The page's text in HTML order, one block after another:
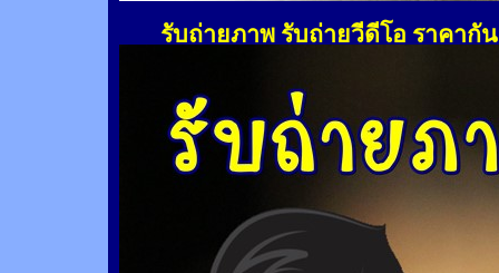
รับถ่ายภาพ รับถ่ายวีดีโอ ราคากั